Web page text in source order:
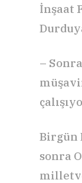
İnşaat
–
Birgün
sonra